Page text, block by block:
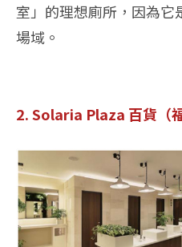
室」的理想廁所，因為
場域。
2. Solaria Plaza 百貨（福